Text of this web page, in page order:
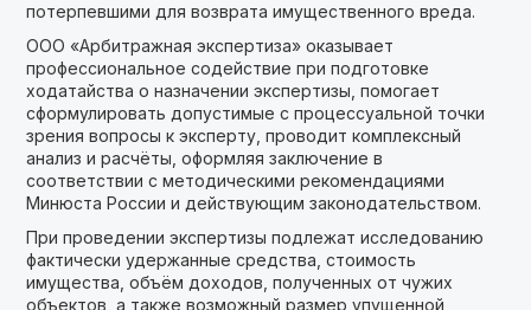
потерпевшими для возврата имущественного вреда.
ООО «Арбитражная экспертиза» оказывает
профессиональное содействие при подготовке
ходатайства о назначении экспертизы, помогает
сформулировать допустимые с процессуальной точки
зрения вопросы к эксперту, проводит комплексный
анализ и расчёты, оформляя заключение в
соответствии с методическими рекомендациями
Минюста России и действующим законодательством.
При проведении экспертизы подлежат исследованию
фактически удержанные средства, стоимость
имущества, объём доходов, полученных от чужих
объектов, а также возможный размер упущенной